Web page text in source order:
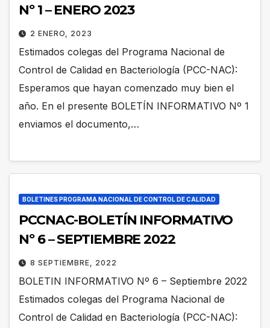
Nº 1 – ENERO 2023
2 ENERO, 2023
Estimados colegas del Programa Nacional de
Control de Calidad en Bacteriología (PCC-NAC):
Esperamos que hayan comenzado muy bien el
año. En el presente BOLETÍN INFORMATIVO Nº 1
enviamos el documento,…
BOLETINES PROGRAMA NACIONAL DE CONTROL DE CALIDAD
PCCNAC-BOLETÍN INFORMATIVO
Nº 6 – SEPTIEMBRE 2022
8 SEPTIEMBRE, 2022
BOLETIN INFORMATIVO Nº 6 – Septiembre 2022
Estimados colegas del Programa Nacional de
Control de Calidad en Bacteriología (PCC-NAC):